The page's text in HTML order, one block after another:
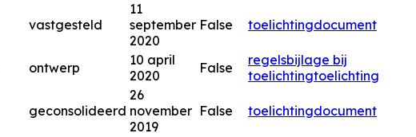
vastgesteld
11
september
2020
False toelichtingdocument
ontwerp
10 april
2020
False regelsbijlage bij
toelichtingtoelichting
geconsolideerd
26
november
2019
False toelichtingdocument